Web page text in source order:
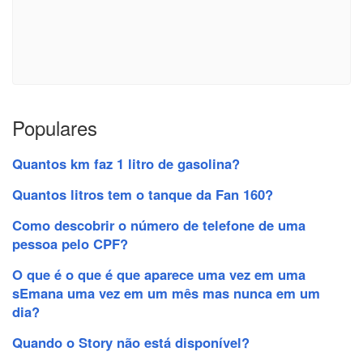
Populares
Quantos km faz 1 litro de gasolina?
Quantos litros tem o tanque da Fan 160?
Como descobrir o número de telefone de uma
pessoa pelo CPF?
O que é o que é que aparece uma vez em uma
sEmana uma vez em um mês mas nunca em um
dia?
Quando o Story não está disponível?